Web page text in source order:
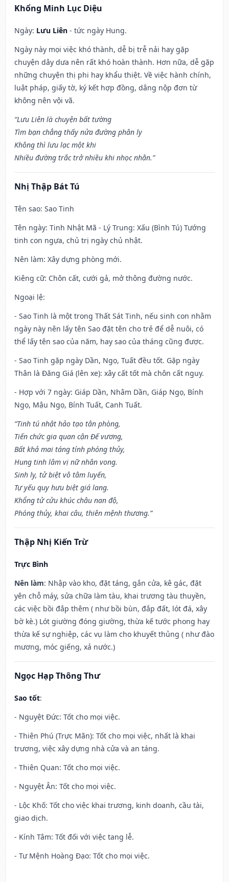
Khổng Minh Lục Diệu
Ngày: Lưu Liên - tức ngày Hung.
Ngày này mọi việc khó thành, dễ bị trễ nải hay gặp
chuyện dây dưa nên rất khó hoàn thành. Hơn nữa, dễ gặp
những chuyện thị phi hay khẩu thiệt. Về việc hành chính,
luật pháp, giấy tờ, ký kết hợp đồng, dâng nộp đơn từ
không nên vội vã.
“Lưu Liên là chuyện bất tường
Tìm bạn chẳng thấy nửa đường phân ly
Không thì lưu lạc một khi
Nhiều đường trắc trở nhiều khi nhọc nhằn.”
Nhị Thập Bát Tú
Tên sao: Sao Tinh
Tên ngày: Tinh Nhật Mã - Lý Trung: Xấu (Bình Tú) Tướng
tinh con ngựa, chủ trị ngày chủ nhật.
Nên làm: Xây dựng phòng mới.
Kiêng cữ: Chôn cất, cưới gả, mở thông đường nước.
Ngoại lệ:
- Sao Tinh là một trong Thất Sát Tinh, nếu sinh con nhằm
ngày này nên lấy tên Sao đặt tên cho trẻ để dễ nuôi, có
thể lấy tên sao của năm, hay sao của tháng cũng được.
- Sao Tinh gặp ngày Dần, Ngọ, Tuất đều tốt. Gặp ngày
Thân là Đăng Giá (lên xe): xây cất tốt mà chôn cất nguy.
- Hợp với 7 ngày: Giáp Dần, Nhâm Dần, Giáp Ngọ, Bính
Ngọ, Mậu Ngọ, Bính Tuất, Canh Tuất.
“Tinh tú nhật hảo tạo tân phòng,
Tiến chức gia quan cận Đế vương,
Bất khả mai táng tính phóng thủy,
Hung tinh lâm vị nữ nhân vong.
Sinh ly, tử biệt vô tâm luyến,
Tự yếu quy hưu biệt giá lang.
Khổng tử cửu khúc châu nan độ,
Phóng thủy, khai câu, thiên mệnh thương.”
Thập Nhị Kiến Trừ
Trực Bình
Nên làm: Nhập vào kho, đặt táng, gắn cửa, kê gác, đặt
yên chỗ máy, sửa chữa làm tàu, khai trương tàu thuyền,
các việc bồi đắp thêm ( như bồi bùn, đắp đất, lót đá, xây
bờ kè.) Lót giường đóng giường, thừa kế tước phong hay
thừa kế sự nghiệp, các vụ làm cho khuyết thủng ( như đào
mương, móc giếng, xả nước.)
Ngọc Hạp Thông Thư
Sao tốt:
- Nguyệt Đức: Tốt cho mọi việc.
- Thiên Phú (Trực Mãn): Tốt cho mọi việc, nhất là khai
trương, việc xây dựng nhà cửa và an táng.
- Thiên Quan: Tốt cho mọi việc.
- Nguyệt Ân: Tốt cho mọi việc.
- Lộc Khố: Tốt cho việc khai trương, kinh doanh, cầu tài,
giao dịch.
- Kính Tâm: Tốt đối với việc tang lễ.
- Tư Mệnh Hoàng Đạo: Tốt cho mọi việc.